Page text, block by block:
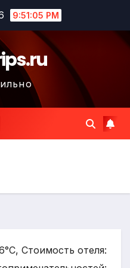
9:51:06 PM
Стоимость отеля: